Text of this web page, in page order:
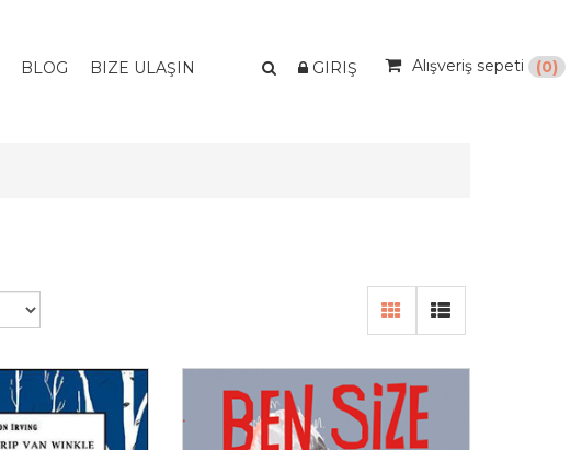
GIRIŞ Alışveriş sepeti (0)
BLOG BIZE ULAŞIN